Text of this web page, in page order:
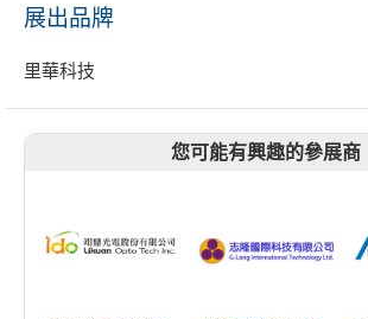
展出品牌
里華科技
您可能有興趣的參展商